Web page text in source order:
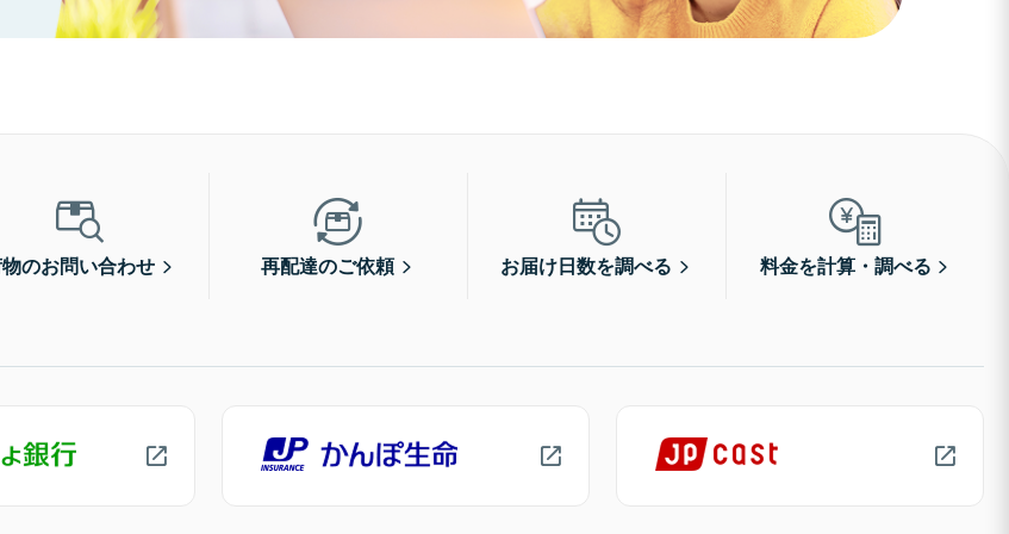
のお問い合わせ 再配達のご依頼 お届け日数を調べる 料金を計算・調べる